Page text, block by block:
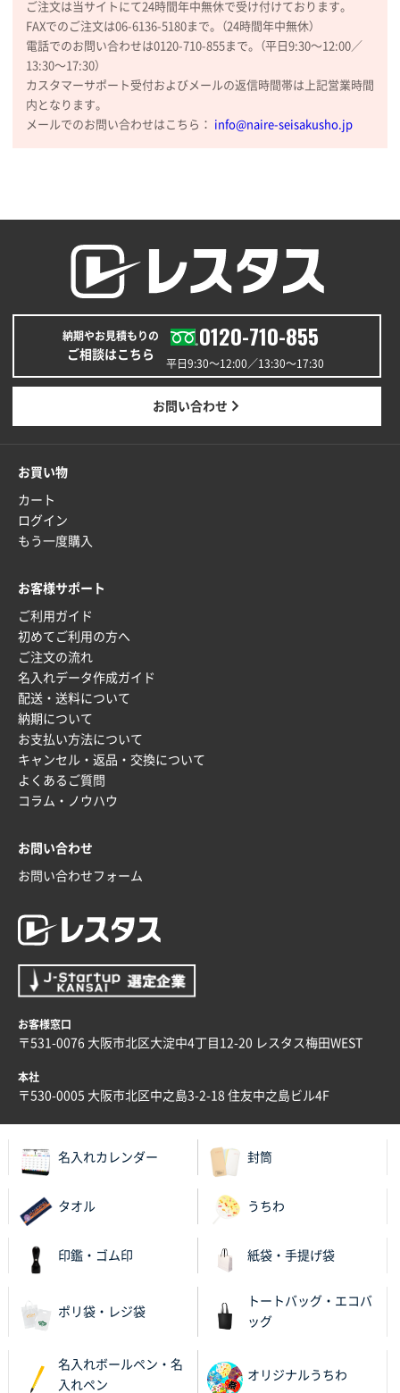
ご注文は当サイトにて24時間年中無休で受け付けております。
FAXでのご注文は06-6136-5180まで。（24時間年中無休）
電話でのお問い合わせは0120-710-855まで。（平日9:30〜12:00／
13:30〜17:30）
カスタマーサポート受付およびメールの返信時間帯は上記営業時間
内となります。
メールでのお問い合わせはこちら： info@naire-seisakusho.jp
納期やお見積もりの
ご相談はこちら
0120-710-855
平日9:30〜12:00／13:30〜17:30
お問い合わせ
お買い物
カート
ログイン
もう一度購入
お客様サポート
ご利用ガイド
初めてご利用の方へ
ご注文の流れ
名入れデータ作成ガイド
配送・送料について
納期について
お支払い方法について
キャンセル・返品・交換について
よくあるご質問
コラム・ノウハウ
お問い合わせ
お問い合わせフォーム
お客様窓口
〒531-0076 大阪市北区大淀中4丁目12-20 レスタス梅田WEST
本社
〒530-0005 大阪市北区中之島3-2-18 住友中之島ビル4F
名入れカレンダー 封筒
タオル うちわ
印鑑・ゴム印 紙袋・手提げ袋
ポリ袋・レジ袋
トートバッグ・エコバ
ッグ
名入れボールペン・名
入れペン
オリジナルうちわ